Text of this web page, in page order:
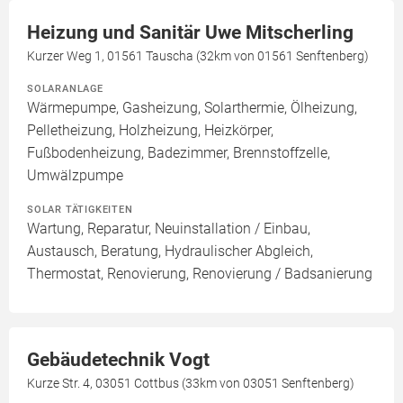
Heizung und Sanitär Uwe Mitscherling
Kurzer Weg 1, 01561 Tauscha (32km von 01561 Senftenberg)
SOLARANLAGE
Wärmepumpe, Gasheizung, Solarthermie, Ölheizung,
Pelletheizung, Holzheizung, Heizkörper,
Fußbodenheizung, Badezimmer, Brennstoffzelle,
Umwälzpumpe
SOLAR TÄTIGKEITEN
Wartung, Reparatur, Neuinstallation / Einbau,
Austausch, Beratung, Hydraulischer Abgleich,
Thermostat, Renovierung, Renovierung / Badsanierung
Gebäudetechnik Vogt
Kurze Str. 4, 03051 Cottbus (33km von 03051 Senftenberg)